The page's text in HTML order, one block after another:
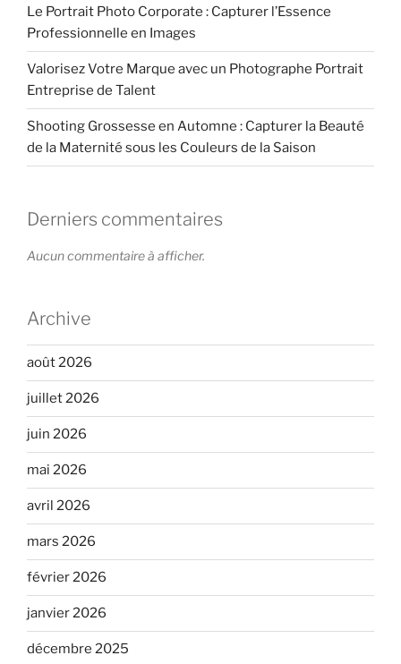
Le Portrait Photo Corporate : Capturer l’Essence
Professionnelle en Images
Valorisez Votre Marque avec un Photographe Portrait
Entreprise de Talent
Shooting Grossesse en Automne : Capturer la Beauté
de la Maternité sous les Couleurs de la Saison
Derniers commentaires
Aucun commentaire à afficher.
Archive
août 2026
juillet 2026
juin 2026
mai 2026
avril 2026
mars 2026
février 2026
janvier 2026
décembre 2025